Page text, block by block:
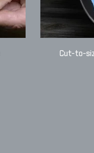
Cut-to-